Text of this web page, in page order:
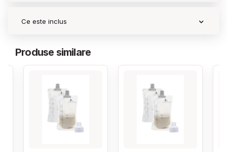
Ce este inclus
Produse similare